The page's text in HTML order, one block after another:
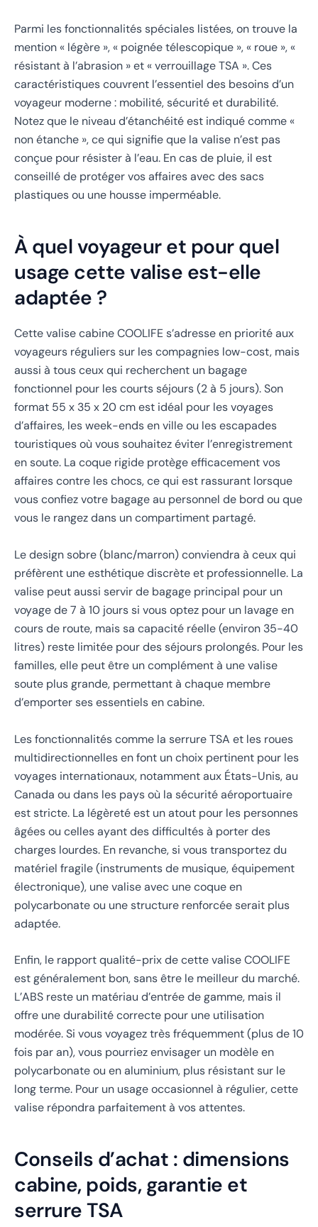
Parmi les fonctionnalités spéciales listées, on trouve la
mention « légère », « poignée télescopique », « roue », «
résistant à l’abrasion » et « verrouillage TSA ». Ces
caractéristiques couvrent l’essentiel des besoins d’un
voyageur moderne : mobilité, sécurité et durabilité.
Notez que le niveau d’étanchéité est indiqué comme «
non étanche », ce qui signifie que la valise n’est pas
conçue pour résister à l’eau. En cas de pluie, il est
conseillé de protéger vos affaires avec des sacs
plastiques ou une housse imperméable.
À quel voyageur et pour quel
usage cette valise est-elle
adaptée ?
Cette valise cabine COOLIFE s’adresse en priorité aux
voyageurs réguliers sur les compagnies low-cost, mais
aussi à tous ceux qui recherchent un bagage
fonctionnel pour les courts séjours (2 à 5 jours). Son
format 55 x 35 x 20 cm est idéal pour les voyages
d’affaires, les week-ends en ville ou les escapades
touristiques où vous souhaitez éviter l’enregistrement
en soute. La coque rigide protège efficacement vos
affaires contre les chocs, ce qui est rassurant lorsque
vous confiez votre bagage au personnel de bord ou que
vous le rangez dans un compartiment partagé.
Le design sobre (blanc/marron) conviendra à ceux qui
préfèrent une esthétique discrète et professionnelle. La
valise peut aussi servir de bagage principal pour un
voyage de 7 à 10 jours si vous optez pour un lavage en
cours de route, mais sa capacité réelle (environ 35-40
litres) reste limitée pour des séjours prolongés. Pour les
familles, elle peut être un complément à une valise
soute plus grande, permettant à chaque membre
d’emporter ses essentiels en cabine.
Les fonctionnalités comme la serrure TSA et les roues
multidirectionnelles en font un choix pertinent pour les
voyages internationaux, notamment aux États-Unis, au
Canada ou dans les pays où la sécurité aéroportuaire
est stricte. La légèreté est un atout pour les personnes
âgées ou celles ayant des difficultés à porter des
charges lourdes. En revanche, si vous transportez du
matériel fragile (instruments de musique, équipement
électronique), une valise avec une coque en
polycarbonate ou une structure renforcée serait plus
adaptée.
Enfin, le rapport qualité-prix de cette valise COOLIFE
est généralement bon, sans être le meilleur du marché.
L’ABS reste un matériau d’entrée de gamme, mais il
offre une durabilité correcte pour une utilisation
modérée. Si vous voyagez très fréquemment (plus de 10
fois par an), vous pourriez envisager un modèle en
polycarbonate ou en aluminium, plus résistant sur le
long terme. Pour un usage occasionnel à régulier, cette
valise répondra parfaitement à vos attentes.
Conseils d’achat : dimensions
cabine, poids, garantie et
serrure TSA